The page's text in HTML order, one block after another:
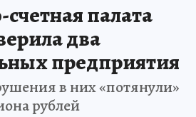
палата
два
предприятия
в них «потянули»
рублей